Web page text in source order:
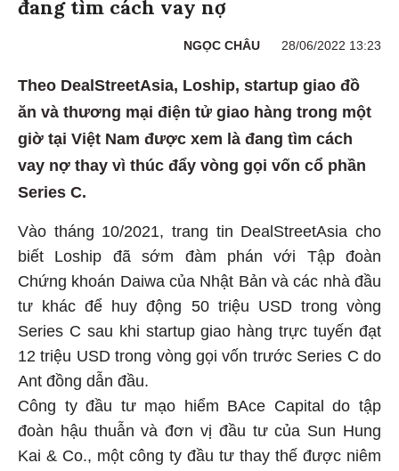
đang tìm cách vay nợ
NGỌC CHÂU 28/06/2022 13:23
Theo DealStreetAsia, Loship, startup giao đồ
ăn và thương mại điện tử giao hàng trong một
giờ tại Việt Nam được xem là đang tìm cách
vay nợ thay vì thúc đẩy vòng gọi vốn cổ phần
Series C.
Vào tháng 10/2021, trang tin DealStreetAsia cho
biết Loship đã sớm đàm phán với Tập đoàn
Chứng khoán Daiwa của Nhật Bản và các nhà đầu
tư khác để huy động 50 triệu USD trong vòng
Series C sau khi startup giao hàng trực tuyến đạt
12 triệu USD trong vòng gọi vốn trước Series C do
Ant đồng dẫn đầu.
Công ty đầu tư mạo hiểm BAce Capital do tập
đoàn hậu thuẫn và đơn vị đầu tư của Sun Hung
Kai & Co., một công ty đầu tư thay thế được niêm